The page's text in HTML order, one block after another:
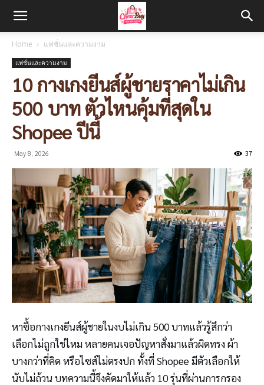
Home แฟชั่นและความงาม
แฟชั่นและความงาม
10 กางเกงยีนส์ผู้ชายราคาไม่เกิน
500 บาท ตัวไหนคุ้มที่สุดใน
Shopee ปีนี้
May 8, 2026 37
หาซื้อกางเกงยีนส์ผู้ชายในงบไม่เกิน 500 บาทแล้วรู้สึกว่า
เลือกไม่ถูกใช่ไหม หลายคนเจอปัญหาสั่งมาแล้วผิดทรง ผ้า
บางกว่าที่คิด หรือไซส์ไม่ตรงปก ทั้งที่ Shopee มีตัวเลือกให้
นับไม่ถ้วน บทความนี้จึงคัดมาให้แล้ว 10 รุ่นที่ผ่านการกรอง